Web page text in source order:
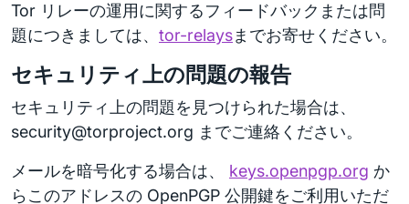
Tor リレーの運用に関するフィードバックまたは問
題につきましては、 tor-relaysまでお寄せください。
セキュリティ上の問題の報告
セキュリティ上の問題を見つけられた場合は、
security@torproject.org までご連絡ください。
メールを暗号化する場合は、 keys.openpgp.org か
らこのアドレスの OpenPGP 公開鍵をご利用いただ